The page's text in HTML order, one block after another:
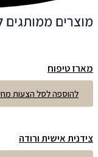
מוצרים
מארז טיפוח
להוספה לסל הצעות
צידנית אישית ורודה